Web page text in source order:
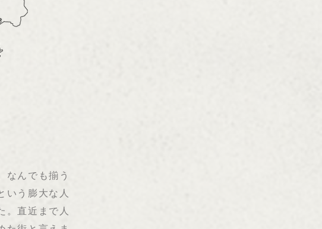
なんでも揃う
いう膨大な人
。直近まで人